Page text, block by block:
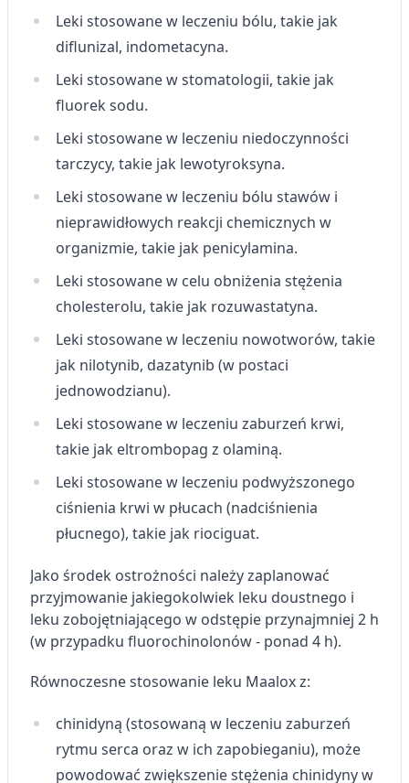
Leki stosowane w leczeniu bólu, takie jak
diflunizal, indometacyna.
Leki stosowane w stomatologii, takie jak
fluorek sodu.
Leki stosowane w leczeniu niedoczynności
tarczycy, takie jak lewotyroksyna.
Leki stosowane w leczeniu bólu stawów i
nieprawidłowych reakcji chemicznych w
organizmie, takie jak penicylamina.
Leki stosowane w celu obniżenia stężenia
cholesterolu, takie jak rozuwastatyna.
Leki stosowane w leczeniu nowotworów, takie
jak nilotynib, dazatynib (w postaci
jednowodzianu).
Leki stosowane w leczeniu zaburzeń krwi,
takie jak eltrombopag z olaminą.
Leki stosowane w leczeniu podwyższonego
ciśnienia krwi w płucach (nadciśnienia
płucnego), takie jak riociguat.
Jako środek ostrożności należy zaplanować
przyjmowanie jakiegokolwiek leku doustnego i
leku zobojętniającego w odstępie przynajmniej 2 h
(w przypadku fluorochinolonów - ponad 4 h).
Równoczesne stosowanie leku Maalox z:
chinidyną (stosowaną w leczeniu zaburzeń
rytmu serca oraz w ich zapobieganiu), może
powodować zwiększenie stężenia chinidyny w